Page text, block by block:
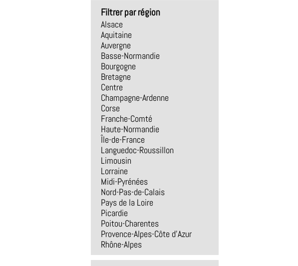
Filtrer par région
Alsace
Aquitaine
Auvergne
Basse-Normandie
Bourgogne
Bretagne
Centre
Champagne-Ardenne
Corse
Franche-Comté
Haute-Normandie
Île-de-France
Languedoc-Roussillon
Limousin
Lorraine
Midi-Pyrénées
Nord-Pas-de-Calais
Pays de la Loire
Picardie
Poitou-Charentes
Provence-Alpes-Côte d'Azur
Rhône-Alpes